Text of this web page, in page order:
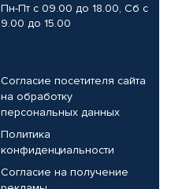
Пн-Пт с 09.00 до 18.00, Сб с
9.00 до 15.00
Согласие посетителя сайта
на обработку
персональных данных
Политика
конфиденциальности
Согласие на получение